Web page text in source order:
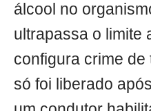
álcool no
ultrapassa o limite
configura crime
só foi liberado